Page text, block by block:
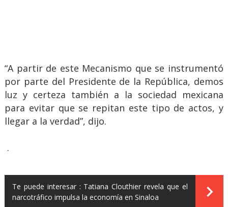
“A partir de este Mecanismo que se instrumentó
por parte del Presidente de la República, demos
luz y certeza también a la sociedad mexicana
para evitar que se repitan este tipo de actos, y
llegar a la verdad”, dijo.
.
Te puede interesar : Tatiana Clouthier revela que el
narcotráfico impulsa la economía en Sinaloa